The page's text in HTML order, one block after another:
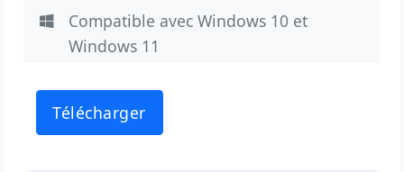
Compatible avec Windows 10 et
Windows 11
Télécharger